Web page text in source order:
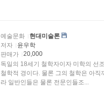
예술문화
현대미술론
저자
윤우학
판매가
20,000
독일의 18세기 철학자이자 미학의 선
철학적 경이다. 물론 그의 철학은 아직까지도 어렵고 난해하기 짝이 없는 문장으로 이루어진 것이
라 일반인들은 물론 전문인들조...